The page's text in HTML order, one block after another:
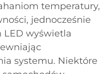
temperatury,
jednocześnie
LED wyświetla
systemu. Niektóre